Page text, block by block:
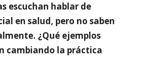
escuchan hablar de
en salud, pero no saben
¿Qué ejemplos
cambiando la práctica